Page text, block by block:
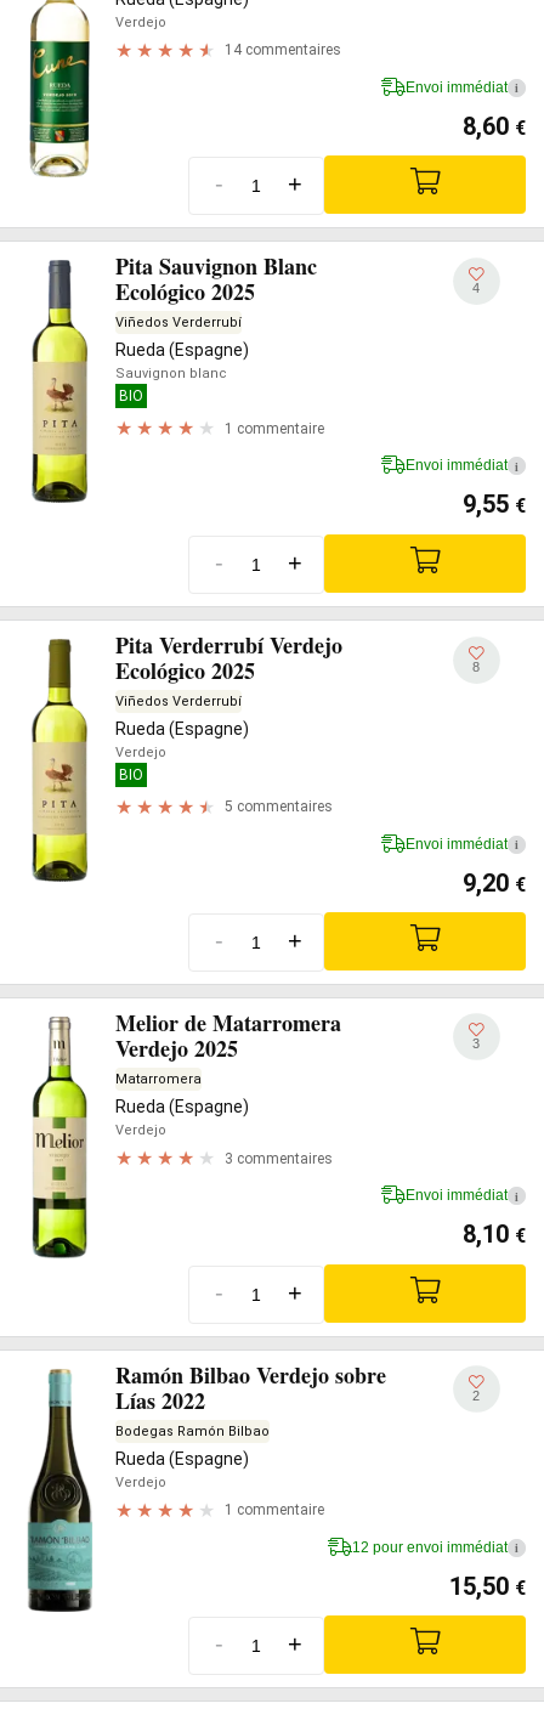
Verdejo
14 commentaires
Envoi immédiat i
8,60 €
- +
Pita Sauvignon Blanc
Ecológico 2025
Viñedos Verderrubí
Rueda (Espagne)
Sauvignon blanc
BIO
1 commentaire
4
Envoi immédiat i
9,55 €
- +
Pita Verderrubí Verdejo
Ecológico 2025
Viñedos Verderrubí
Rueda (Espagne)
Verdejo
BIO
5 commentaires
8
Envoi immédiat i
9,20 €
- +
Melior de Matarromera
Verdejo 2025
Matarromera
Rueda (Espagne)
Verdejo
3 commentaires
3
Envoi immédiat i
8,10 €
- +
Ramón Bilbao Verdejo sobre
Lías 2022
Bodegas Ramón Bilbao
Rueda (Espagne)
Verdejo
1 commentaire
2
12 pour envoi immédiat i
15,50 €
- +